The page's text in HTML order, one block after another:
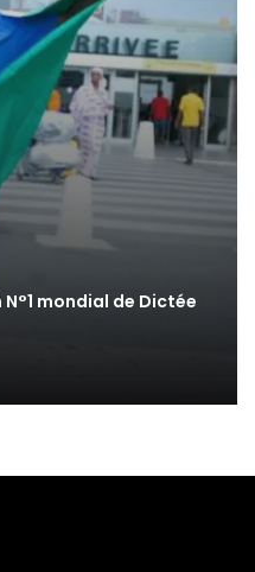
N°1 mondial de Dictée